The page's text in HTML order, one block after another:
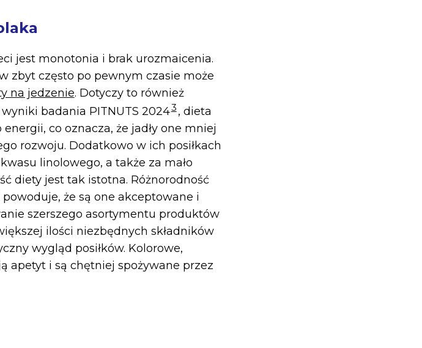
jest monotonia i brak urozmaicenia.
zbyt często po pewnym czasie może
na jedzenie. Dotyczy to również
badania PITNUTS 20243 , dieta
energii, co oznacza, że jadły one mniej
rozwoju. Dodatkowo w ich posiłkach
linolowego, a także za mało
diety jest tak istotna. Różnorodność
że są one akceptowane i
szerszego asortymentu produktów
ilości niezbędnych składników
wygląd posiłków. Kolorowe,
apetyt i są chętniej spożywane przez